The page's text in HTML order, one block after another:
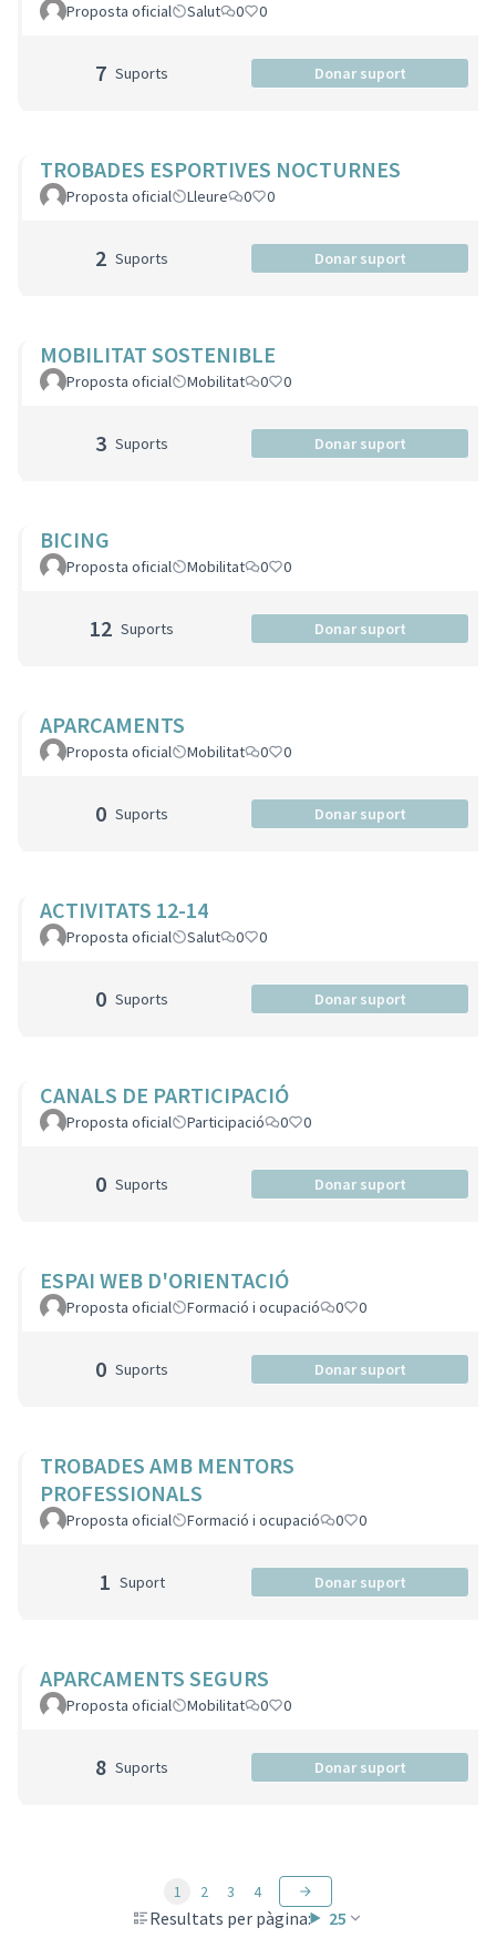
Proposta oficial Salut 0 0
7 Suports Donar suport
TROBADES ESPORTIVES NOCTURNES
Proposta oficial Lleure 0 0
2 Suports Donar suport
MOBILITAT SOSTENIBLE
Proposta oficial Mobilitat 0 0
3 Suports Donar suport
BICING
Proposta oficial Mobilitat 0 0
12 Suports Donar suport
APARCAMENTS
Proposta oficial Mobilitat 0 0
0 Suports Donar suport
ACTIVITATS 12-14
Proposta oficial Salut 0 0
0 Suports Donar suport
CANALS DE PARTICIPACIÓ
Proposta oficial Participació 0 0
0 Suports Donar suport
ESPAI WEB D'ORIENTACIÓ
Proposta oficial Formació i ocupació 0 0
0 Suports Donar suport
TROBADES AMB MENTORS
PROFESSIONALS
Proposta oficial Formació i ocupació 0 0
1 Suport Donar suport
APARCAMENTS SEGURS
Proposta oficial Mobilitat 0 0
8 Suports Donar suport
Resultats per pàgina: 25
1 2 3 4